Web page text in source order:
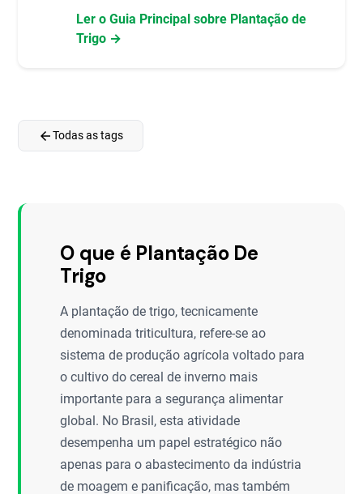
Ler o Guia Principal sobre Plantação de
Trigo →
arrow_backTodas as tags
O que é Plantação De
Trigo
A plantação de trigo, tecnicamente
denominada triticultura, refere-se ao
sistema de produção agrícola voltado para
o cultivo do cereal de inverno mais
importante para a segurança alimentar
global. No Brasil, esta atividade
desempenha um papel estratégico não
apenas para o abastecimento da indústria
de moagem e panificação, mas também